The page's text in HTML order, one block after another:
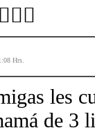
Hrs.
les
de 3